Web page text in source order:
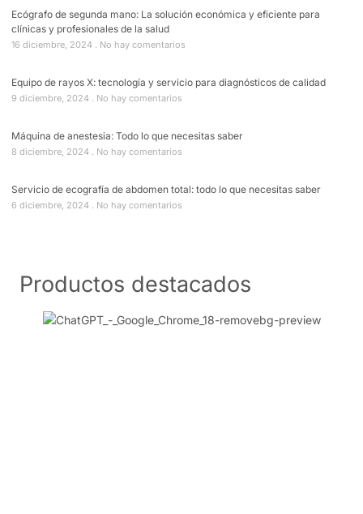
Ecógrafo de segunda mano: La solución económica y eficiente para
clínicas y profesionales de la salud
16 diciembre, 2024 No hay comentarios
Equipo de rayos X: tecnología y servicio para diagnósticos de calidad
9 diciembre, 2024 No hay comentarios
Máquina de anestesia: Todo lo que necesitas saber
8 diciembre, 2024 No hay comentarios
Servicio de ecografía de abdomen total: todo lo que necesitas saber
6 diciembre, 2024 No hay comentarios
Productos destacados